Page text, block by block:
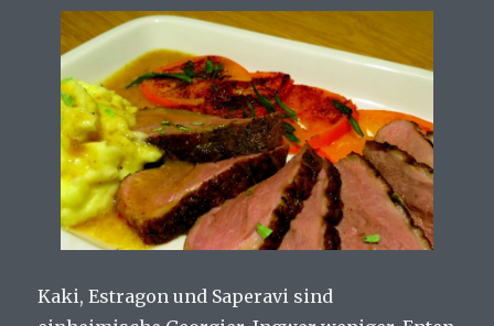
Kaki, Estragon und Saperavi sind